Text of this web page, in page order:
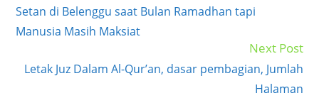
articles
Setan di Belenggu saat Bulan Ramadhan tapi
Manusia Masih Maksiat
Next Post
Letak Juz Dalam Al-Qur’an, dasar pembagian, Jumlah
Halaman